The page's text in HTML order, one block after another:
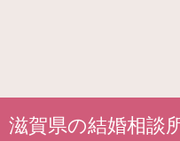
滋賀県の結婚相談